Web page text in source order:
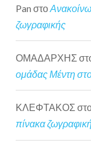
Pan στο
ζωγραφικής
ΟΜΑΔΑΡΧΗΣ
ομάδας Μέντη
ΚΛΕΦΤΑΚΟΣ
πίνακα